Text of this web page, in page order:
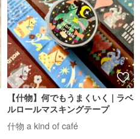
【什物】何でもうまくいく | ラベ
ルロールマスキングテープ
什物 a kind of café